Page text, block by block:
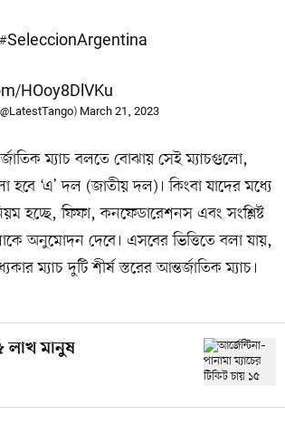
#SeleccionArgentina
HOoy8DlVKu
March 21, 2023
ম্যাচ বলতে বোঝায় সেই ম্যাচগুলো,
‘এ’ দল (জাতীয় দল)। কিংবা যাদের মধ্যে
হচ্ছে, ফিফা, কনফেডারেশনস এবং সংশ্লিষ্ট
অনুমোদন দেবে। এসবের ভিত্তিতে বলা যায়,
ম্যাচ দুটি শীর্ষ স্তরের আন্তর্জাতিক ম্যাচ।
লাখ মানুষ